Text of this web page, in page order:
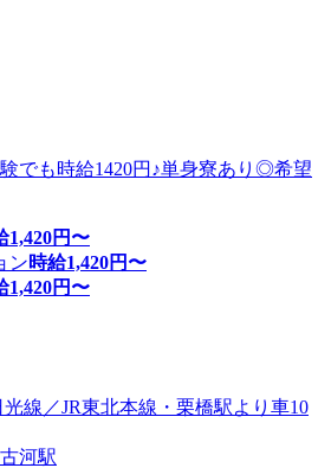
でも時給1420円♪単身寮あり◎希望
1,420円〜
ン時給1,420円〜
1,420円〜
線／JR東北本線・栗橋駅より車10
河駅